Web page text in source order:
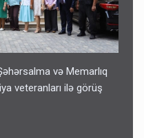
və Memarlıq
veteranları ilə görüş